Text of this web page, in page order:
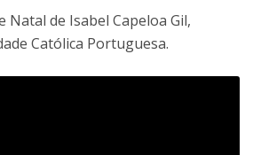
Natal de Isabel Capeloa Gil,
Católica Portuguesa.